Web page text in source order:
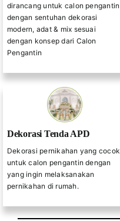
dirancang untuk calon pengantin
dengan sentuhan dekorasi
modern, adat & mix sesuai
dengan konsep dari Calon
Pengantin
Dekorasi Tenda APD
Dekorasi pernikahan yang cocok
untuk calon pengantin dengan
yang ingin melaksanakan
pernikahan di rumah.